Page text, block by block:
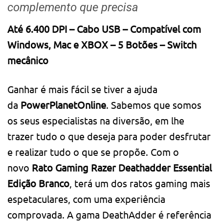
complemento que precisa
Até 6.400 DPI – Cabo USB – Compatível com
Windows, Mac e XBOX – 5 Botões – Switch
mecânico
Ganhar é mais fácil se tiver a ajuda
da PowerPlanetOnline. Sabemos que somos
os seus especialistas na diversão, em lhe
trazer tudo o que deseja para poder desfrutar
e realizar tudo o que se propõe. Com o
novo Rato Gaming Razer Deathadder Essential
Edição Branco , terá um dos ratos gaming mais
espetaculares, com uma experiência
comprovada. A gama DeathAdder é referência